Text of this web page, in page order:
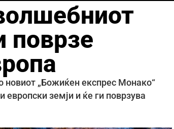
поврзе
новиот „Божиќен експрес Монако“
европски земји и ќе ги поврзува